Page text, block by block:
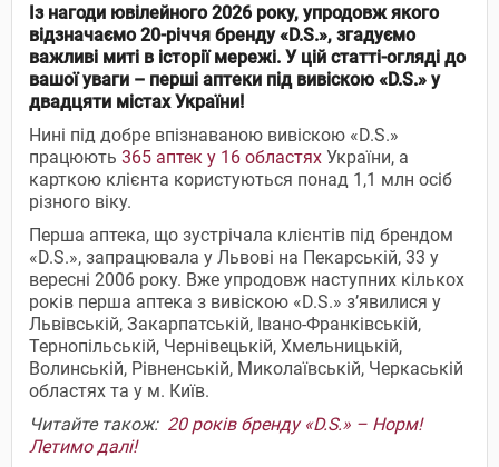
Із нагоди ювілейного 2026 року, упродовж якого
відзначаємо 20-річчя бренду «D.S.», згадуємо
важливі миті в історії мережі. У цій статті-огляді до
вашої уваги – перші аптеки під вивіскою «D.S.» у
двадцяти містах України!
Нині під добре впізнаваною вивіскою «D.S.»
працюють 365 аптек у 16 областях України, а
карткою клієнта користуються понад 1,1 млн осіб
різного віку.
Перша аптека, що зустрічала клієнтів під брендом
«D.S.», запрацювала у Львові на Пекарській, 33 у
вересні 2006 року. Вже упродовж наступних кількох
років перша аптека з вивіскою «D.S.» з’явилися у
Львівській, Закарпатській, Івано-Франківській,
Тернопільській, Чернівецькій, Хмельницькій,
Волинській, Рівненській, Миколаївській, Черкаській
областях та у м. Київ.
Читайте також: 20 років бренду «D.S.» – Норм!
Летимо далі!